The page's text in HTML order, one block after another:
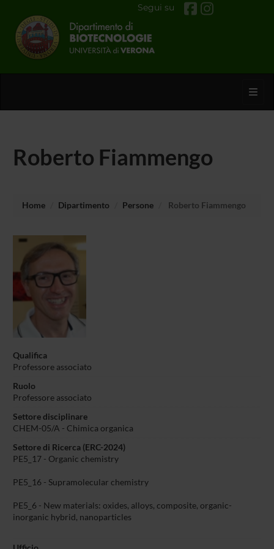
Segui su
Roberto Fiammengo
Home Dipartimento Persone Roberto Fiammengo
Qualifica
Professore associato
Ruolo
Professore associato
Settore disciplinare
CHEM-05/A - Chimica organica
Settore di Ricerca (ERC-2024)
PE5_17 - Organic chemistry
PE5_16 - Supramolecular chemistry
PE5_6 - New materials: oxides, alloys, composite, organic-
inorganic hybrid, nanoparticles